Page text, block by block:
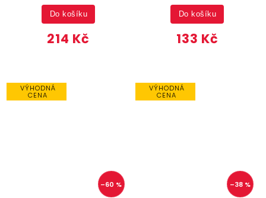
214 Kč
Do košíku
133 Kč
Do košíku
VÝHODNÁ
CENA
–60 %
VÝHODNÁ
CENA
–38 %